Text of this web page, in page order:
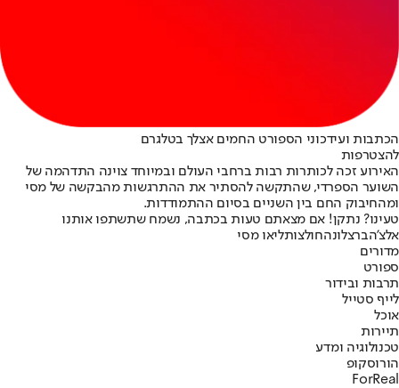
הכתבות ועידכוני הספורט החמים אצלך בטלגרם
להצטרפות
האירוע זכה לכותרות רבות ברחבי העולם ובמיוחד צוינה התדהמה של
השוער הספרדי, שהתקשה להסתיר את ההתרגשות מהבקשה של מסי
ומהחיבוק החם בין השניים בסיום ההתמודדות.
טעינו? נתקן! אם מצאתם טעות בכתבה, נשמח שתשתפו אותנו
אלצ'הברצלונהחולצותליאו מסי
מדורים
ספורט
תרבות ובידור
לייף סטייל
אוכל
תיירות
טכנולוגיה ומדע
הורוסקופ
ForReal